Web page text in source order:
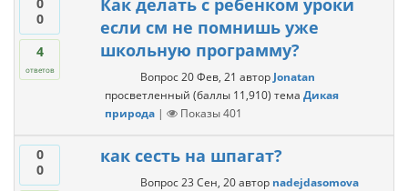
0
4
ответов
Как делать с ребенком уроки
если см не помнишь уже
школьную программу?
Вопрос 20 Фев, 21 автор Jonatan
просветленный (баллы 11,910) тема Дикая
природа | Показы401
0
0
как сесть на шпагат?
Вопрос 23 Сен, 20 автор nadejdasomova